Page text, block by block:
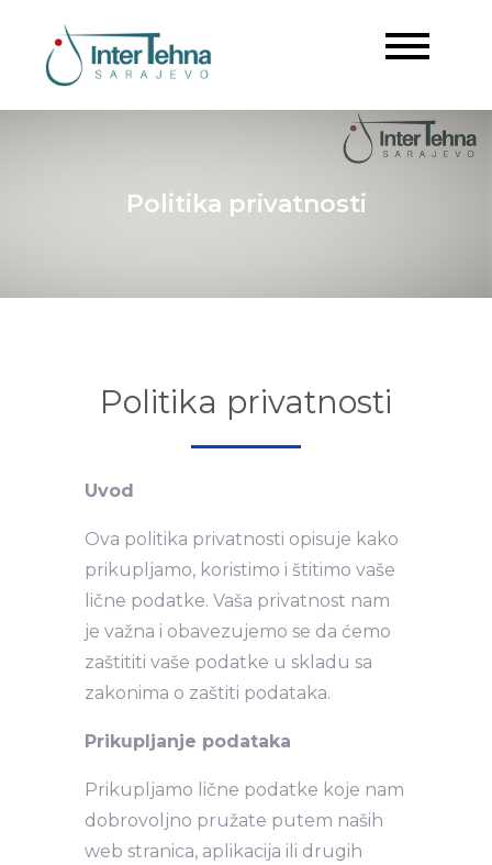
Sarajevo
Politika privatnosti
Politika privatnosti
Uvod
Ova politika privatnosti opisuje kako
prikupljamo, koristimo i štitimo vaše
lične podatke. Vaša privatnost nam
je važna i obavezujemo se da ćemo
zaštititi vaše podatke u skladu sa
zakonima o zaštiti podataka.
Prikupljanje podataka
Prikupljamo lične podatke koje nam
dobrovoljno pružate putem naših
web stranica, aplikacija ili drugih